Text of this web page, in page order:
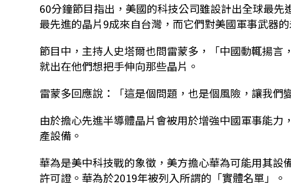
60分鐘節目指出，美國的科技公司雖設計出全球最
最先進的晶片9成來自台灣，而它們對美國軍事武器
節目中，主持人史塔爾也問雷蒙多，「中國動輒揚
就出在他們想把手伸向那些晶片。
雷蒙多回應說：「這是個問題，也是個風險，讓我們
由於擔心先進半導體晶片會被用於增強中國軍事能
產設備。
華為是美中科技戰的象徵，美方擔心華為可能用其
許可證。華為於2019年被列入所謂的「實體名單」。